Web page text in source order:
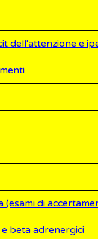
dell'attenzione e
di
beta adrenergici